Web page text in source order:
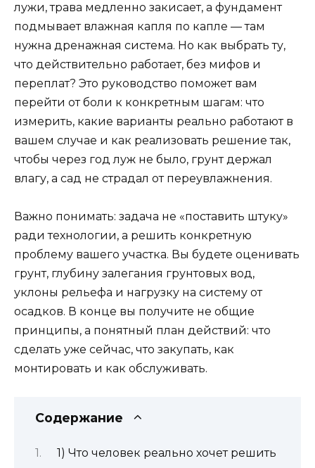
лужи, трава медленно закисает, а фундамент
подмывает влажная капля по капле — там
нужна дренажная система. Но как выбрать ту,
что действительно работает, без мифов и
переплат? Это руководство поможет вам
перейти от боли к конкретным шагам: что
измерить, какие варианты реально работают в
вашем случае и как реализовать решение так,
чтобы через год луж не было, грунт держал
влагу, а сад не страдал от переувлажнения.
Важно понимать: задача не «поставить штуку»
ради технологии, а решить конкретную
проблему вашего участка. Вы будете оценивать
грунт, глубину залегания грунтовых вод,
уклоны рельефа и нагрузку на систему от
осадков. В конце вы получите не общие
принципы, а понятный план действий: что
сделать уже сейчас, что закупать, как
монтировать и как обслуживать.
Содержание
1) Что человек реально хочет решить